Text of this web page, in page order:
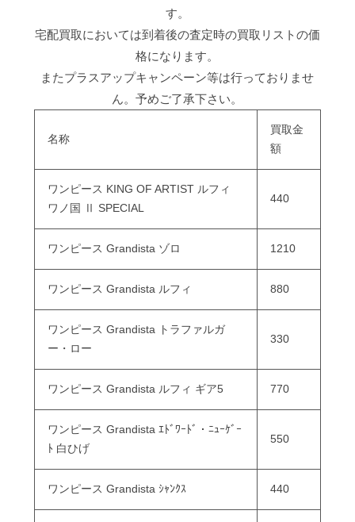
す。
宅配買取においては到着後の査定時の買取リストの価
格になります。
またプラスアップキャンペーン等は行っておりませ
ん。予めご了承下さい。
名称
買取金
額
ワンピース KING OF ARTIST ルフィ
ワノ国 Ⅱ SPECIAL
440
ワンピース Grandista ゾロ 1210
ワンピース Grandista ルフィ 880
ワンピース Grandista トラファルガ
ー・ロー
330
ワンピース Grandista ルフィ ギア5 770
ワンピース Grandista ｴﾄﾞﾜｰﾄﾞ・ﾆｭｰｹﾞｰ
ﾄ 白ひげ
550
ワンピース Grandista ｼｬﾝｸｽ 440